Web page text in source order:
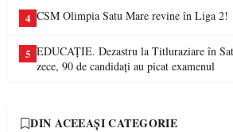
4 CSM Olimpia Satu Mare revine în Liga 2!
5 EDUCAȚIE. Dezastru la Titluraziare în
zece, 90 de candidați au picat examenul
DIN ACEEAȘI CATEGORIE